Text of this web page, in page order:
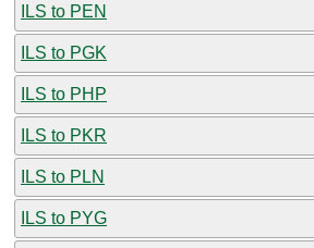
ILS to PEN
ILS to PGK
ILS to PHP
ILS to PKR
ILS to PLN
ILS to PYG